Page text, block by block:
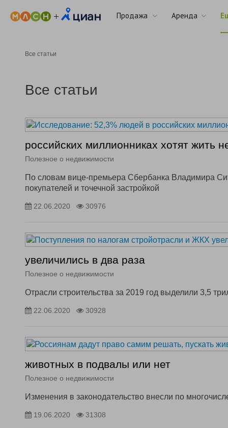
Продажа Аренда
Все статьи
Все статьи
российских миллионниках хотят жить
Полезное о недвижимости
По словам вице-премьера Сбербанка Владимира
покупателей и точечной застройкой
22.06.2020 30976
увеличились в два раза
Полезное о недвижимости
Отрасли строительства за 2019 год выделили 3,5
22.06.2020 30928
животных в подвалы или нет
Полезное о недвижимости
Изменения в законодательство внесли по
19.06.2020 31308